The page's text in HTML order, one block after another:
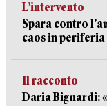
L’intervento
Spara contro
caos in periferia
Il racconto
Daria Bignardi: